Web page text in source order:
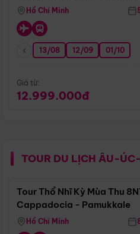
Hồ Chí Minh
13/08 12/09 01/10
Giá từ:
12.999.000đ
TOUR DU LỊCH ÂU-
Tour Thổ Nhĩ Kỳ Mùa Thu
Cappadocia - Pamukkale
Hồ Chí Minh